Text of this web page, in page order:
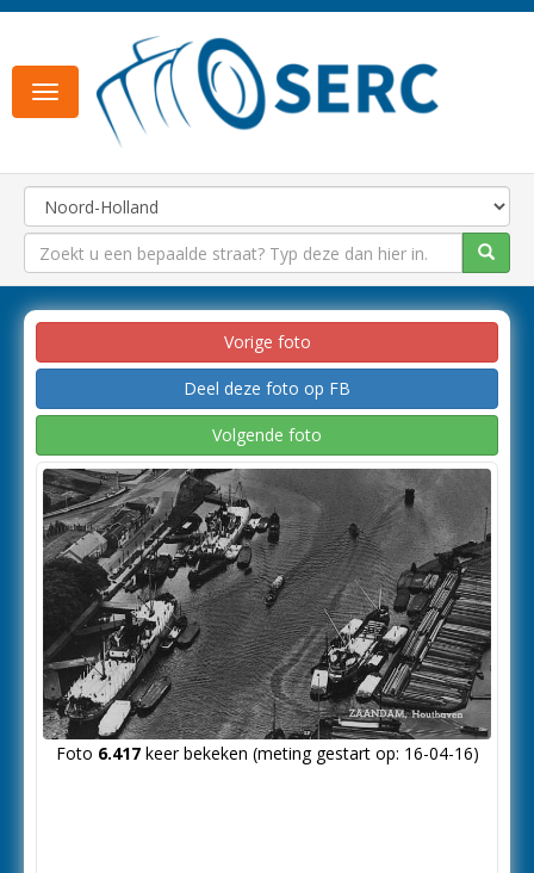
Toggle
navigation
Vorige foto
Deel deze foto op FB
Volgende foto
Foto 6.417keer bekeken (meting gestart op: 16-04-16)